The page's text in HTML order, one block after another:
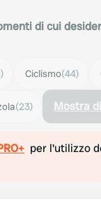
di cui
Ciclismo(44)
(23) Mostra
per l'utilizzo